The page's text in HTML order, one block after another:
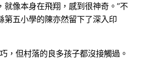
就像本身在飛翔，感到很神奇。”不
第五小學的陳亦然留下了深入印
，但村落的良多孩子都沒接觸過。